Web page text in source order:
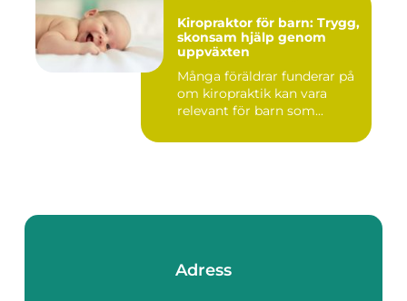
Kiropraktor för barn: Trygg,
skonsam hjälp genom
uppväxten
Många föräldrar funderar på
om kiropraktik kan vara
relevant för barn som...
Adress